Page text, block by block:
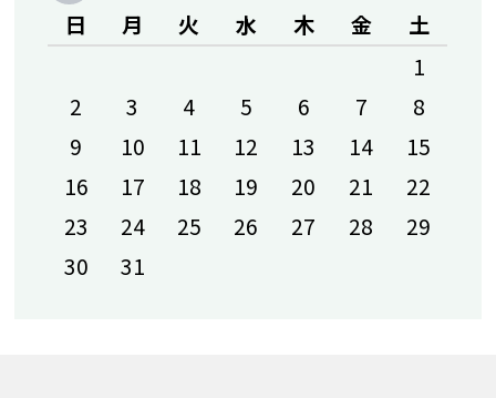
2026-04-14 15:24
春の入会キャンペーン実施中
2026-04-09 16:57
お知らせ
2026-04-07 15:12
2026 IROHAイベント情報
2026-03-31 18:26
日
月 火 水 木 金
土
1
2
3 4 5 6 7
8
9
10 11 12 13 14
15
16
17 18 19 20 21
22
23
24 25 26 27 28
29
30
31